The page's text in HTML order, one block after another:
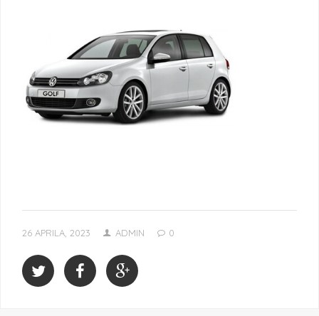
26 APRILA, 2023 ADMIN 0